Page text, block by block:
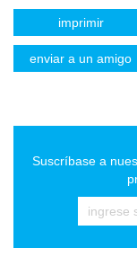
imprimir
enviar a un amigo
Suscríbase a